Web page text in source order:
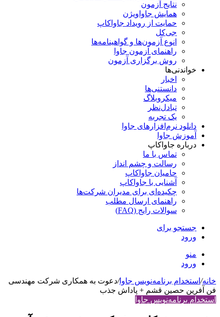
نتایج آزمون
همایش جاواویژن
حمایت از رویداد جاواکاپ
جی‌کل
انوع آزمون‌ها و گواهینامه‌ها
راهنمای آزمون جاوا
روش برگزاری آزمون
خواندنی‌ها
اخبار
دانستنی‌ها
میکروبلاگ
تبادل‌نظر
یک تجربه
دانلود نرم‌افزارهای جاوا
آموزش جاوا
درباره جاواکاپ
تماس با ما
رسالت و چشم انداز
حامیان جاواکاپ
آشنایی با جاواکاپ
چکیده‌ای برای مدیران شرکت‌ها
راهنمای ارسال مطلب
سوالات رایج (FAQ)
جستجو برای
ورود
منو
ورود
خانه/ استخدام برنامه‌نویس جاوا/دعوت به همکاری شرکت مهندسی
فن آفرین حصین قشم + پاداش جذب
استخدام برنامه‌نویس جاوا